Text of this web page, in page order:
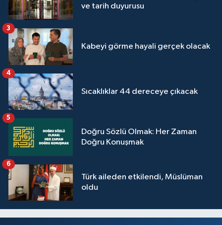
ve tarih duyurusu
Kabeyi görme hayali gerçek olacak
3
Sıcaklıklar 44 dereceye çıkacak
4
Doğru Sözlü Olmak: Her Zaman
Doğru Konuşmak
5
Türk aileden etkilendi, Müslüman
oldu
6